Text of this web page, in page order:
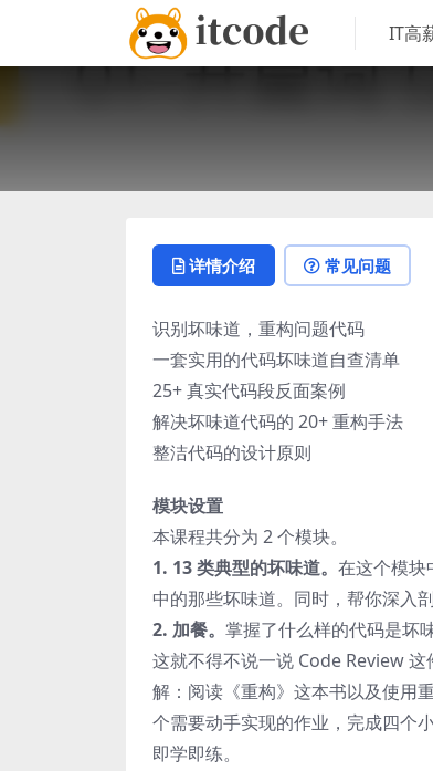
IT高
详情介绍 常见问题
识别坏味道，重构问题代码
一套实用的代码坏味道自查清单
25+ 真实代码段反面案例
解决坏味道代码的 20+ 重构手法
整洁代码的设计原则
模块设置
本课程共分为 2 个模块。
1. 13 类典型的坏味道。 在这个模块
中的那些坏味道。同时，帮你深入
2. 加餐。 掌握了什么样的代码是坏
这就不得不说一说 Code Review
解：阅读《重构》这本书以及使用
个需要动手实现的作业，完成四个
即学即练。